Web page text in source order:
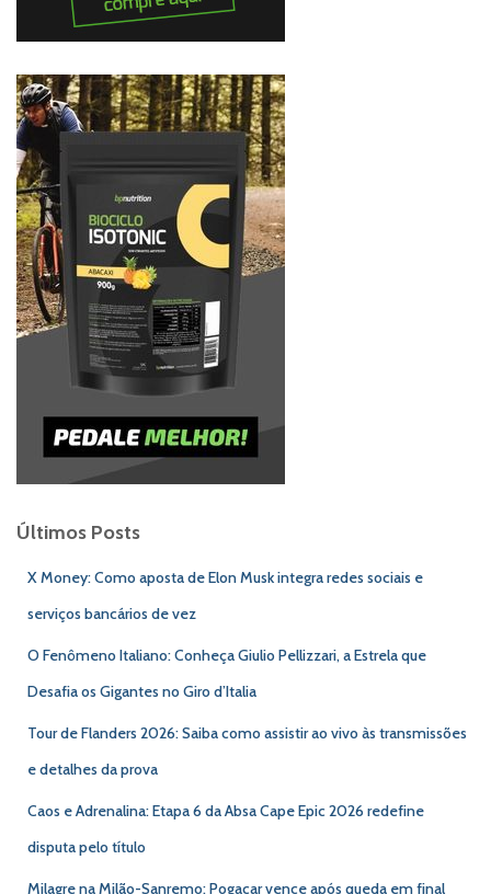
Últimos Posts
X Money: Como aposta de Elon Musk integra redes sociais e
serviços bancários de vez
O Fenômeno Italiano: Conheça Giulio Pellizzari, a Estrela que
Desafia os Gigantes no Giro d’Italia
Tour de Flanders 2026: Saiba como assistir ao vivo às transmissões
e detalhes da prova
Caos e Adrenalina: Etapa 6 da Absa Cape Epic 2026 redefine
disputa pelo título
Milagre na Milão-Sanremo: Pogacar vence após queda em final